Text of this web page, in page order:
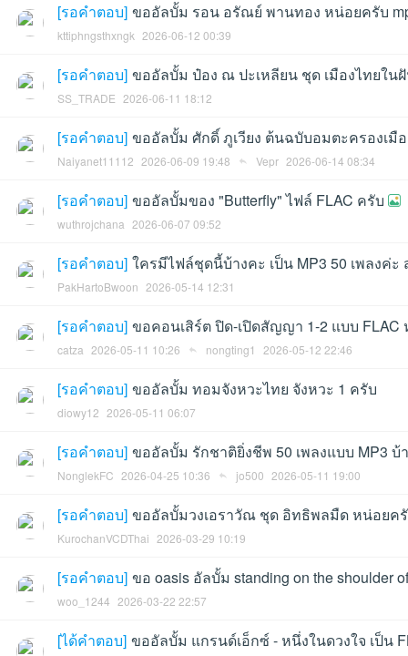
[รอคำตอบ] ขออัลบั้ม รอน อรัณย์ พานทอง หน่อยครับ
kttiphngsthxngk 2026-06-12 00:39
[รอคำตอบ] ขออัลบั้ม ป๋อง ณ ปะเหลียน ชุด เมืองไทยใน
SS_TRADE 2026-06-11 18:12
[รอคำตอบ] ขออัลบั้ม ศักดิ์ ภูเวียง ต้นฉบับอมตะครองเมื
Naiyanet11112 2026-06-09 19:48 Vepr 2026-06-14 08:34
[รอคำตอบ] ขออัลบั้มของ "Butterfly" ไฟล์ FLAC ครับ
wuthrojchana 2026-06-07 09:52
[รอคำตอบ] ใครมีไฟล์ชุดนี้บ้างคะ เป็น MP3 50 เพลงค่ะ
PakHartoBwoon 2026-05-14 12:31
[รอคำตอบ] ขอคอนเสิร์ต ปิด-เปิดสัญญา 1-2 แบบ FLAC
catza 2026-05-11 10:26 nongting1 2026-05-12 22:46
[รอคำตอบ] ขออัลบั้ม ทอมจังหวะไทย จังหวะ 1 ครับ
diowy12 2026-05-11 06:07
[รอคำตอบ] ขออัลบั้ม รักชาติยิ่งชีพ 50 เพลงแบบ MP3 บ้
NonglekFC 2026-04-25 10:36 jo500 2026-05-11 19:00
[รอคำตอบ] ขออัลบั้มวงเอราวัณ ชุด อิทธิพลมืด หน่อยค
KurochanVCDThai 2026-03-29 10:19
[รอคำตอบ] ขอ oasis อัลบั้ม standing on the shoulder
woo_1244 2026-03-22 22:57
[ได้คำตอบ] ขออัลบั้ม แกรนด์เอ็กซ์ - หนึ่งในดวงใจ เป็น